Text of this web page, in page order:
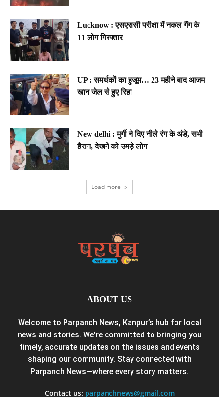
Lucknow : एसएससी परीक्षा में नकल गैंग के
11 लोग गिरफ्तार
UP : समर्थकों का हुजूम… 23 महीने बाद आजम
खान जेल से हुए रिहा
New delhi : मुर्गी ने दिए नीले रंग के अंडे, सभी
हैरान, देखने को उमड़े लोग
Load more
ABOUT US
Welcome to Parpanch News, Kanpur’s hub for local
news and stories. We’re committed to bringing you
timely, accurate updates on the issues and events
shaping our community. Stay connected with
Parpanch News—where every story matters.
Contact us: parpanchnews@gmail.com